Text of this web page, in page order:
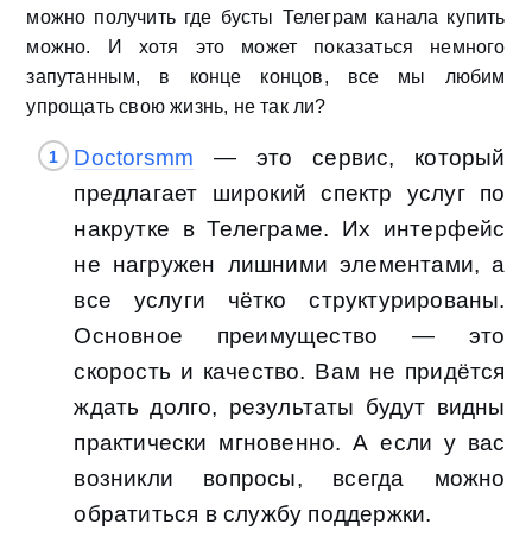
можно получить где бусты Телеграм канала купить
можно. И хотя это может показаться немного
запутанным, в конце концов, все мы любим
упрощать свою жизнь, не так ли?
Doctorsmm — это сервис, который
предлагает широкий спектр услуг по
накрутке в Телеграме. Их интерфейс
не нагружен лишними элементами, а
все услуги чётко структурированы.
Основное преимущество — это
скорость и качество. Вам не придётся
ждать долго, результаты будут видны
практически мгновенно. А если у вас
возникли вопросы, всегда можно
обратиться в службу поддержки.